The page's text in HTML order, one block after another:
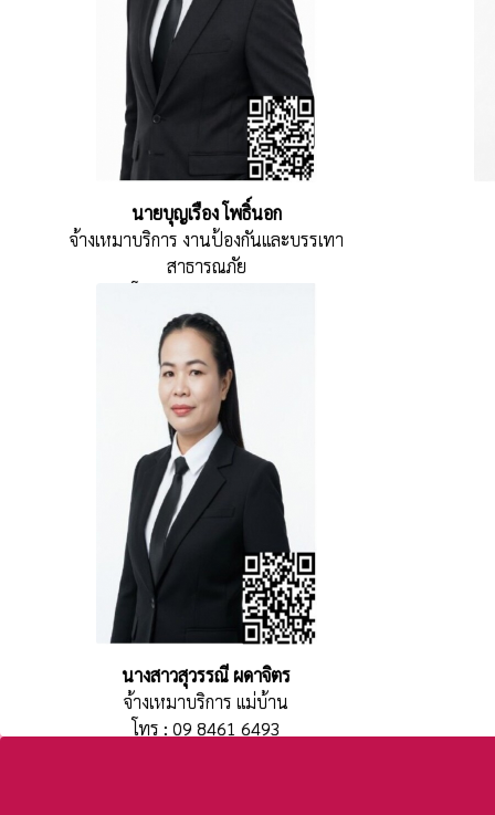
นายบุญเรือง โพธิ์นอก
จ้างเหมาบริการ งานป้องกันและบรรเทา
สาธารณภัย
นางสาวสุวรรณี ผดาจิตร
จ้างเหมาบริการ แม่บ้าน
โทร : 09 8461 6493